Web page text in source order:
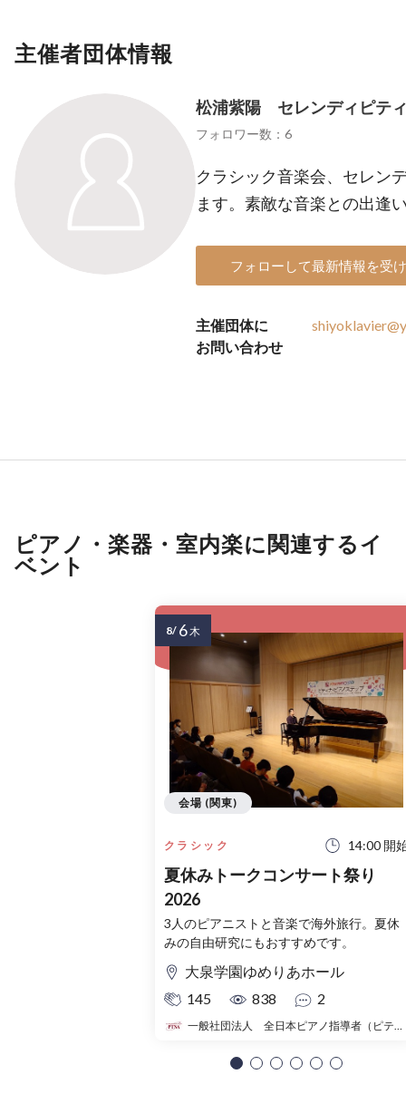
主催者団体情報
松浦紫陽 セレンディピテ
フォロワー数：6
クラシック音楽会、セレン
ます。素敵な音楽との出逢
フォローして最新情報を受
主催団体に
お問い合わせ
ピアノ・楽器・室内楽に関連するイ
ベント
クラシック 14:00 開
夏休みトークコンサート祭り
2026
3人のピアニストと音楽で海外旅行。夏休
みの自由研究にもおすすめです。
大泉学園ゆめりあホール
145
838 2
一般社団法人 全日本ピアノ指導者（ピティナ）
会場 (関東)
8/ 6木